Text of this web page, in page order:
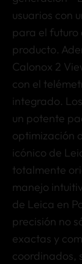
usuarios con
para el
producto.
Calonox 2
con el
integrado.
un potente
optimización
icónico de
totalmente
manejo
de Leica en
precisión no
exactas y
coordinados,